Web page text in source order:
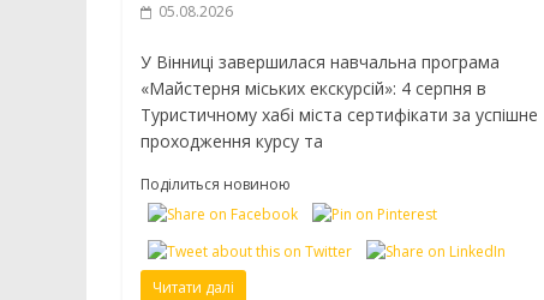
05.08.2026
У Вінниці завершилася навчальна програма
«Майстерня міських екскурсій»: 4 серпня в
Туристичному хабі міста сертифікати за успішне
проходження курсу та
Поділиться новиною
Читати далі